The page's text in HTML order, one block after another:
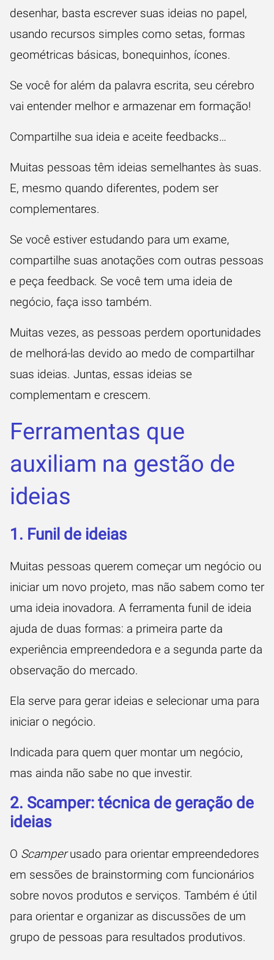
desenhar, basta escrever suas ideias no papel,
usando recursos simples como setas, formas
geométricas básicas, bonequinhos, ícones.
Se você for além da palavra escrita, seu cérebro
vai entender melhor e armazenar em formação!
Compartilhe sua ideia e aceite feedbacks…
Muitas pessoas têm ideias semelhantes às suas.
E, mesmo quando diferentes, podem ser
complementares.
Se você estiver estudando para um exame,
compartilhe suas anotações com outras pessoas
e peça feedback. Se você tem uma ideia de
negócio, faça isso também.
Muitas vezes, as pessoas perdem oportunidades
de melhorá-las devido ao medo de compartilhar
suas ideias. Juntas, essas ideias se
complementam e crescem.
Ferramentas que
auxiliam na gestão de
ideias
1. Funil de ideias
Muitas pessoas querem começar um negócio ou
iniciar um novo projeto, mas não sabem como ter
uma ideia inovadora. A ferramenta funil de ideia
ajuda de duas formas: a primeira parte da
experiência empreendedora e a segunda parte da
observação do mercado.
Ela serve para gerar ideias e selecionar uma para
iniciar o negócio.
Indicada para quem quer montar um negócio,
mas ainda não sabe no que investir.
2. Scamper: técnica de geração de
ideias
O Scamperusado para orientar empreendedores
em sessões de brainstorming com funcionários
sobre novos produtos e serviços. Também é útil
para orientar e organizar as discussões de um
grupo de pessoas para resultados produtivos.